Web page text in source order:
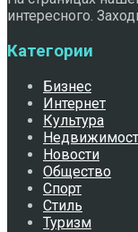
интересного.
Категории
Бизнес
Интернет
Культура
Новости
Общество
Спорт
Стиль
Туризм